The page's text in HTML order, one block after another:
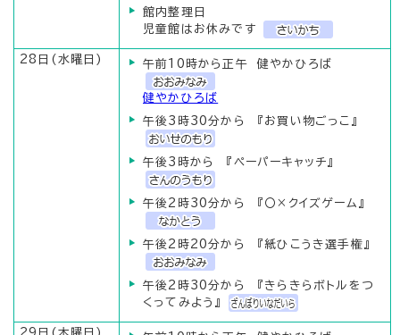
館内整理日
児童館はお休みです
28日(水曜日) 午前10時から正午 健やかひろば
健やかひろば
午後3時30分から 『お買い物ごっこ』
午後3時から 『ペーパーキャッチ』
午後2時30分から 『〇×クイズゲーム』
午後2時20分から 『紙ひこうき選手権』
午後2時30分から 『きらきらボトルをつ
くってみよう』